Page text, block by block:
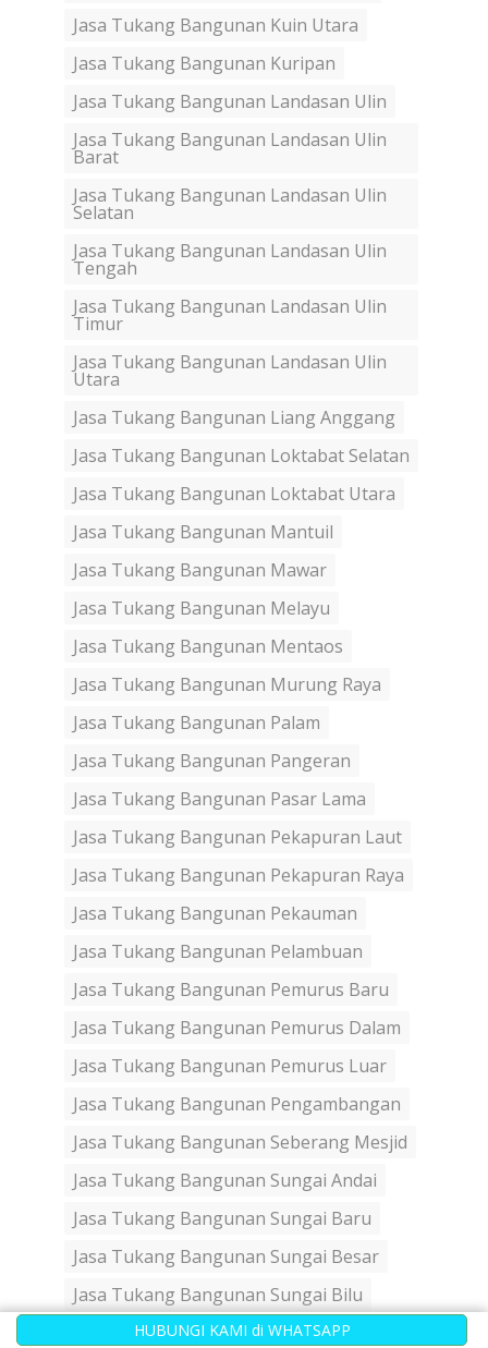
HUBUNGI KAMI di WHATSAPP
Jasa Tukang Bangunan Kuin Utara
Jasa Tukang Bangunan Kuripan
Jasa Tukang Bangunan Landasan Ulin
Jasa Tukang Bangunan Landasan Ulin
Barat
Jasa Tukang Bangunan Landasan Ulin
Selatan
Jasa Tukang Bangunan Landasan Ulin
Tengah
Jasa Tukang Bangunan Landasan Ulin
Timur
Jasa Tukang Bangunan Landasan Ulin
Utara
Jasa Tukang Bangunan Liang Anggang
Jasa Tukang Bangunan Loktabat Selatan
Jasa Tukang Bangunan Loktabat Utara
Jasa Tukang Bangunan Mantuil
Jasa Tukang Bangunan Mawar
Jasa Tukang Bangunan Melayu
Jasa Tukang Bangunan Mentaos
Jasa Tukang Bangunan Murung Raya
Jasa Tukang Bangunan Palam
Jasa Tukang Bangunan Pangeran
Jasa Tukang Bangunan Pasar Lama
Jasa Tukang Bangunan Pekapuran Laut
Jasa Tukang Bangunan Pekapuran Raya
Jasa Tukang Bangunan Pekauman
Jasa Tukang Bangunan Pelambuan
Jasa Tukang Bangunan Pemurus Baru
Jasa Tukang Bangunan Pemurus Dalam
Jasa Tukang Bangunan Pemurus Luar
Jasa Tukang Bangunan Pengambangan
Jasa Tukang Bangunan Seberang Mesjid
Jasa Tukang Bangunan Sungai Andai
Jasa Tukang Bangunan Sungai Baru
Jasa Tukang Bangunan Sungai Besar
Jasa Tukang Bangunan Sungai Bilu
Jasa Tukang Bangunan Sungai Jingah